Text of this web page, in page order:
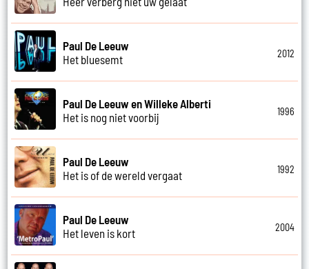
Paul De Leeuw
Het bluesemt
2012
Paul De Leeuw en Willeke Alberti
Het is nog niet voorbij
1996
Paul De Leeuw
Het is of de wereld vergaat
1992
Paul De Leeuw
Het leven is kort
2004